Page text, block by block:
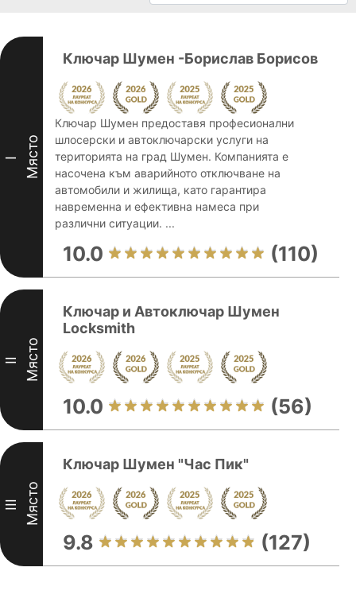
I Място
Ключар Шумен -Борислав Борисов
Ключар Шумен предоставя професионални
шлосерски и автоключарски услуги на
територията на град Шумен. Компанията е
насочена към аварийното отключване на
автомобили и жилища, като гарантира
навременна и ефективна намеса при
различни ситуации. ...
10.0 (110)
II Място
Ключар и Автоключар Шумен
Locksmith
10.0 (56)
III Място
Ключар Шумен "Час Пик"
9.8 (127)